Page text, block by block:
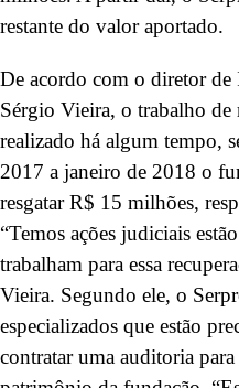
restante do valor aportado.
De acordo com o diretor
Sérgio Vieira, o trabalho de
realizado há algum tempo,
2017 a janeiro de 2018 o
resgatar R$ 15 milhões,
“Temos ações judiciais
trabalham para essa
Vieira. Segundo ele, o
especializados que estão
contratar uma auditoria